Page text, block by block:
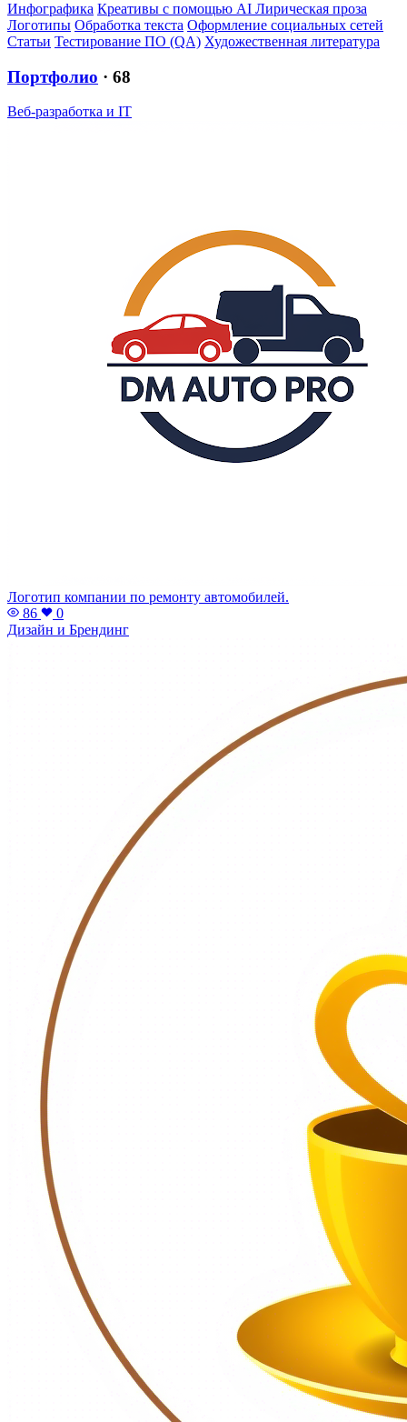
Инфографика Креативы с помощью AI Лирическая проза
Логотипы Обработка текста Оформление социальных сетей
Статьи Тестирование ПО (QA) Художественная литература
Портфолио · 68
Веб-разработка и IT
Логотип компании по ремонту автомобилей.
86
0
Дизайн и Брендинг